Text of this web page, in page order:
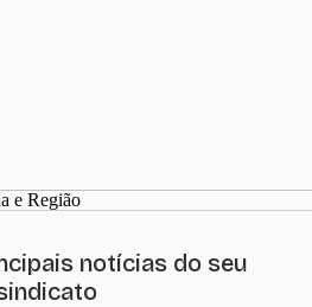
e Região
notícias do seu